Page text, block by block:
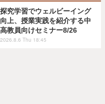
探究学習でウェルビーイング
向上、授業実践を紹介する中
高教員向けセミナー8/26
2026.8.6 Thu 18:45